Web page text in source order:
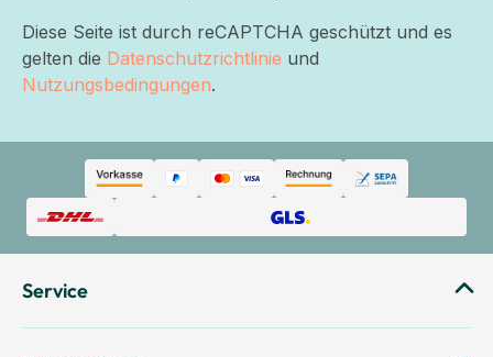
Diese Seite ist durch reCAPTCHA geschützt und es
gelten die Datenschutzrichtlinie und
Nutzungsbedingungen.
Service